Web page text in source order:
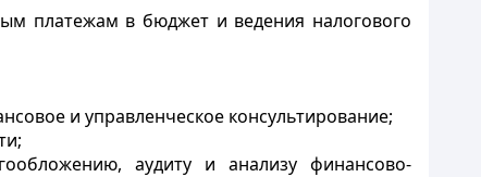
платежам в бюджет и ведения налогового
и управленческое консультирование;
аудиту и анализу финансово-